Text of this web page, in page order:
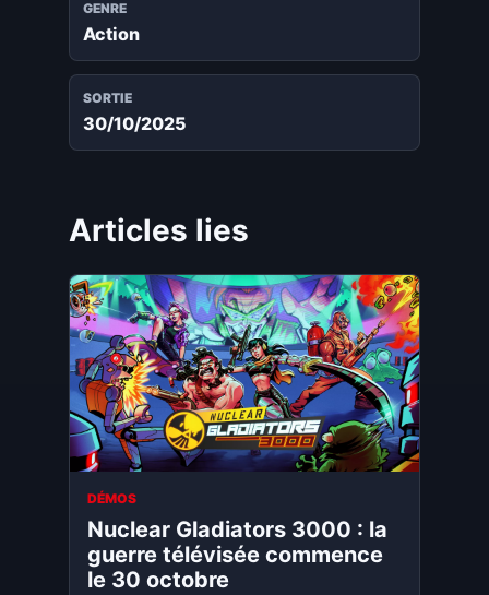
GENRE
Action
SORTIE
30/10/2025
Articles lies
DÉMOS
Nuclear Gladiators 3000 : la
guerre télévisée commence
le 30 octobre